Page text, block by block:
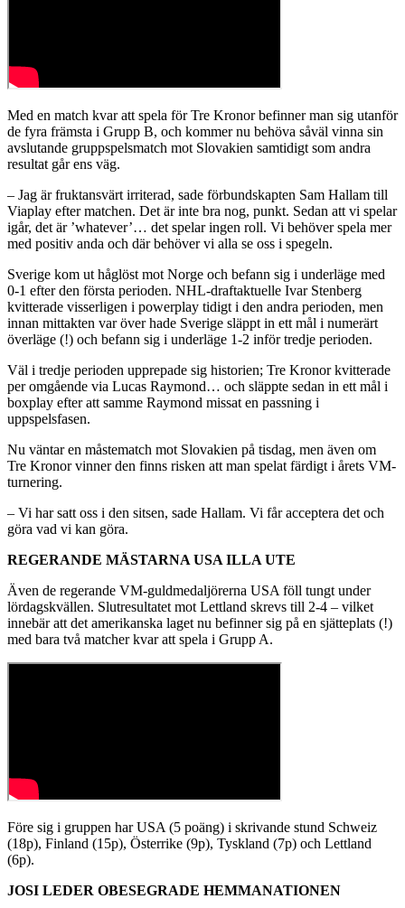
Med en match kvar att spela för Tre Kronor befinner man sig utanför
de fyra främsta i Grupp B, och kommer nu behöva såväl vinna sin
avslutande gruppspelsmatch mot Slovakien samtidigt som andra
resultat går ens väg.
– Jag är fruktansvärt irriterad, sade förbundskapten Sam Hallam till
Viaplay efter matchen. Det är inte bra nog, punkt. Sedan att vi spelar
igår, det är ’whatever’… det spelar ingen roll. Vi behöver spela mer
med positiv anda och där behöver vi alla se oss i spegeln.
Sverige kom ut håglöst mot Norge och befann sig i underläge med
0-1 efter den första perioden. NHL-draftaktuelle Ivar Stenberg
kvitterade visserligen i powerplay tidigt i den andra perioden, men
innan mittakten var över hade Sverige släppt in ett mål i numerärt
överläge (!) och befann sig i underläge 1-2 inför tredje perioden.
Väl i tredje perioden upprepade sig historien; Tre Kronor kvitterade
per omgående via Lucas Raymond… och släppte sedan in ett mål i
boxplay efter att samme Raymond missat en passning i
uppspelsfasen.
Nu väntar en måstematch mot Slovakien på tisdag, men även om
Tre Kronor vinner den finns risken att man spelat färdigt i årets VM-
turnering.
– Vi har satt oss i den sitsen, sade Hallam. Vi får acceptera det och
göra vad vi kan göra.
REGERANDE MÄSTARNA USA ILLA UTE
Även de regerande VM-guldmedaljörerna USA föll tungt under
lördagskvällen. Slutresultatet mot Lettland skrevs till 2-4 – vilket
innebär att det amerikanska laget nu befinner sig på en sjätteplats (!)
med bara två matcher kvar att spela i Grupp A.
Före sig i gruppen har USA (5 poäng) i skrivande stund Schweiz
(18p), Finland (15p), Österrike (9p), Tyskland (7p) och Lettland
(6p).
JOSI LEDER OBESEGRADE HEMMANATIONEN